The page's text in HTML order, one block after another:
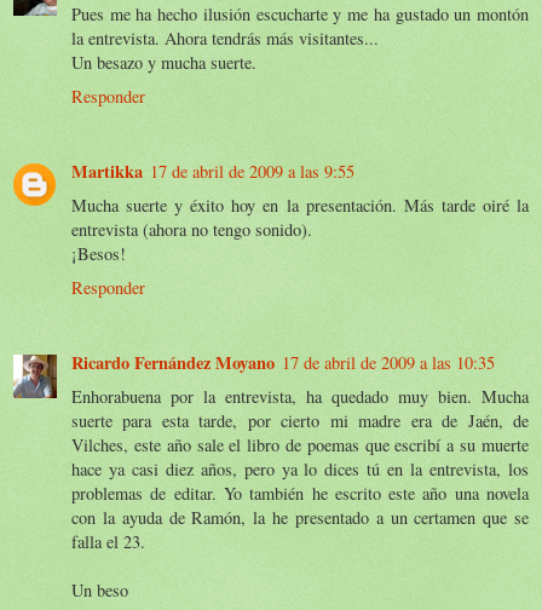
Pues me ha hecho ilusión escucharte y me ha gustado un montón
la entrevista. Ahora tendrás más visitantes...
Un besazo y mucha suerte.
Responder
Martikka 17 de abril de 2009 a las 9:55
Mucha suerte y éxito hoy en la presentación. Más tarde oiré la
entrevista (ahora no tengo sonido).
¡Besos!
Responder
Ricardo Fernández Moyano 17 de abril de 2009 a las 10:35
Enhorabuena por la entrevista, ha quedado muy bien. Mucha
suerte para esta tarde, por cierto mi madre era de Jaén, de
Vilches, este año sale el libro de poemas que escribí a su muerte
hace ya casi diez años, pero ya lo dices tú en la entrevista, los
problemas de editar. Yo también he escrito este año una novela
con la ayuda de Ramón, la he presentado a un certamen que se
falla el 23.
Un beso